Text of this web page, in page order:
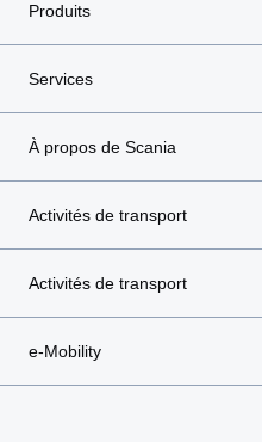
Produits
Services
À propos de Scania
Activités de transport
Activités de transport
e-Mobility